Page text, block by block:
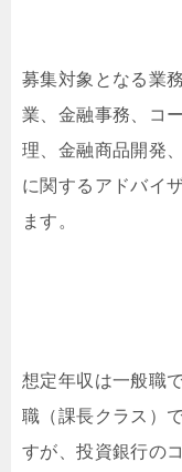
募集対象となる業
業、金融事務、コ
理、金融商品開発
に関するアドバイ
ます。
想定年収は一般職
職（課長クラス）
すが、投資銀行の